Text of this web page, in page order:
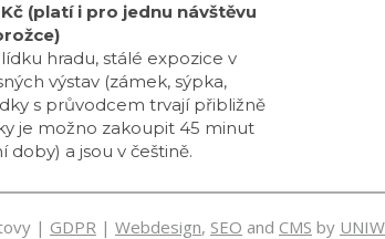
(platí i pro jednu návštěvu
hradu, stálé expozice v
výstav (zámek, sýpka,
s průvodcem trvají přibližně
je možno zakoupit 45 minut
a jsou v češtině.
| GDPR | Webdesign, SEO and CMS by